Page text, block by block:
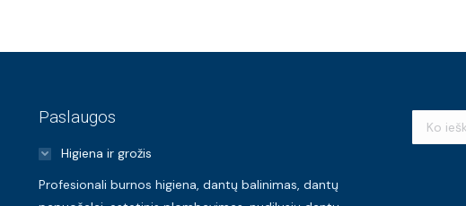
Paslaugos
Higiena ir grožis
Profesionali burnos higiena, dantų balinimas, dantų
Search: